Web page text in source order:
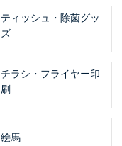
ティッシュ・除菌グッ
ズ
チラシ・フライヤー印
刷
絵馬